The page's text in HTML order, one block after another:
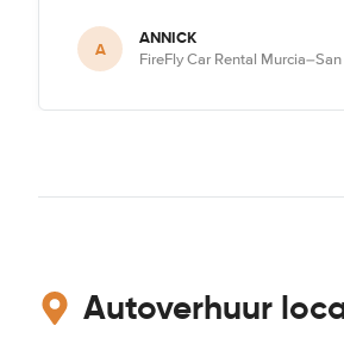
A ANNICK
FireFly Car Rental
Autoverhuur